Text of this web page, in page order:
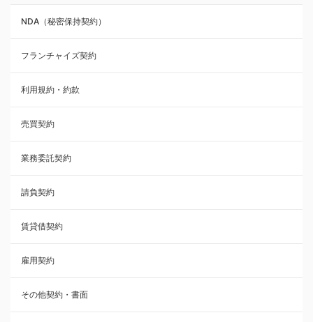
業務委託契約
利用規約・約款
覚書・合意書・同意書
承諾書
雇用契約
その他契約・書面
売買契約
株主総会議事録・関連書類
請負契約
NDA（秘密保持契約）
フランチャイズ契約
利用規約・約款
売買契約
業務委託契約
請負契約
賃貸借契約
雇用契約
その他契約・書面